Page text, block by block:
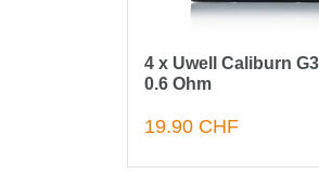
4 x Uwell Caliburn
0.6 Ohm
19.90 CHF